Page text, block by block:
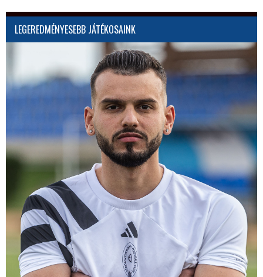
LEGEREDMÉNYESEBB JÁTÉKOSAINK